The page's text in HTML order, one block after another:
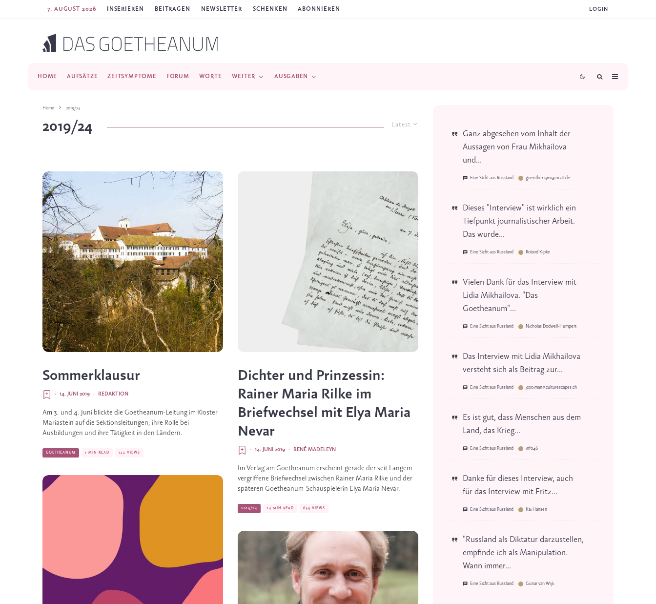
7. AUGUST 2026 INSERIEREN BEITRAGEN NEWSLETTER SCHENKEN ABONNIEREN LOGIN
HOME AUFSÄTZE ZEITSYMPTOME FORUM WORTE WEITER AUSGABEN
Home 2019/24
Latest
2019/24
Sommerklausur
REDAKTION
·
14. JUNI 2019
·
Am 3. und 4. Juni blickte die Goetheanum-­Leitung im Kloster
Mariastein auf die Sektionsleitungen, ihre Rolle bei
Ausbildungen und ihre Tätigkeit in den Ländern.
GOETHEANUM 1 MIN READ 122 VIEWS
Dichter und Prinzessin:
Rainer Maria Rilke im
Briefwechsel mit Elya Maria
Nevar
RENÉ MADELEYN
·
14. JUNI 2019
·
Im Verlag am Goetheanum erscheint gerade der seit Langem
vergriffene Briefwechsel zwischen Rainer Maria Rilke und der
späteren Goetheanum-Schauspielerin Elya Maria Nevar.
2019/24 24 MIN READ 649 VIEWS
Ganz abgesehen vom Inhalt der
Aussagen von Frau Mikhailova
und...
Eine Sicht aus Russland guenther1302@email.de
Dieses "Interview" ist wirklich ein
Tiefpunkt journalistischer Arbeit.
Das wurde...
Eine Sicht aus Russland Roland Kipke
Vielen Dank für das Interview mit
Lidia Mikhailova. "Das
Goetheanum"...
Eine Sicht aus Russland Nicholas Dodwell-Humpert
Das Interview mit Lidia Mikhailova
versteht sich als Beitrag zur...
Eine Sicht aus Russland jcooiman@culturescapes.ch
Es ist gut, dass Menschen aus dem
Land, das Krieg...
Eine Sicht aus Russland info46
Danke für dieses Interview, auch
für das Interview mit Fritz...
Eine Sicht aus Russland Kai Hansen
"Russland als Diktatur darzustellen,
empfinde ich als Manipulation.
Wann immer...
Eine Sicht aus Russland Gunar van Wijk